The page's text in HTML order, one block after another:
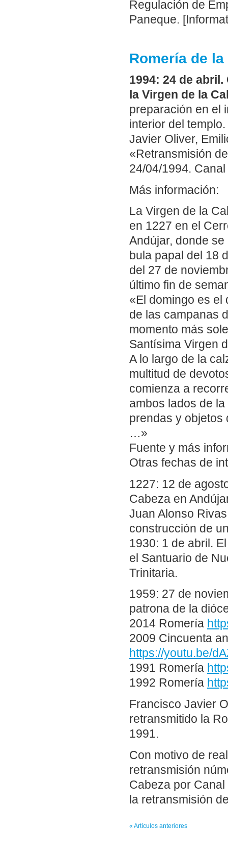
Regulación de
Paneque.
Romería de la
1994: 24 de
la Virgen de la
preparación en el
interior del
Javier Oliver,
«Retransmisión
24/04/1994.
Más información:
La Virgen de la
en 1227 en el
Andújar, donde
bula papal del 18
del 27 de
último fin de
«El domingo es
de las campanas
momento más
Santísima Virgen
A lo largo de la
multitud de
comienza a
ambos lados de
prendas y objetos
…»
Fuente y más
Otras fechas de
1227: 12 de
Cabeza en
Juan Alonso
construcción de
1930: 1 de abril.
el Santuario de
Trinitaria.
1959: 27 de
patrona de la
2014 Romería
2009 Cincuenta
https://youtu.be/
1991 Romería
1992 Romería
Francisco Javier
retransmitido la
1991.
Con motivo de
retransmisión
Cabeza por
la retransmisión
« Artículos anteriores